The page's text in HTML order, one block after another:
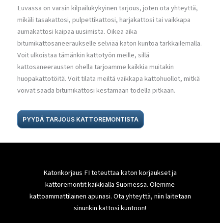
Luvassa on varsin kilpailukykyinen tarjous, joten ota yhteyttä,
mikäli tasakattosi, pulpettikattosi, harjakattosi tai vaikkapa
aumakattosi kaipaa uusimista. Oikea aika
bitumikattosaneeraukselle selviää katon kuntoa tarkkailemalla.
Voit ulkoistaa tämänkin kattotyön meille, sillä
kattosaneerausten ohella tarjoamme kaikkia muitakin
huopakattotöitä. Voit tilata meiltä vaikkapa kattohuollot, mitkä
voivat saada bitumikattosi kestämään todella pitkään.
PYYDÄ TARJOUS KATTOREMONTISTA
Katonkorjaus FI toteuttaa katon korjaukset ja
kattoremontit kaikkialla Suomessa. Olemme
kattoammattilainen apunasi. Ota yhteyttä, niin laitetaan
sinunkin kattosi kuntoon!